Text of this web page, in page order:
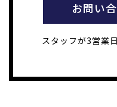
お問い
スタッフが3営業